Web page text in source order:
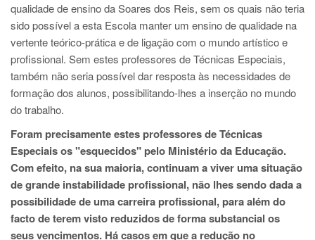
qualidade de ensino da Soares dos Reis, sem os quais não teria
sido possível a esta Escola manter um ensino de qualidade na
vertente teórico-prática e de ligação com o mundo artístico e
profissional. Sem estes professores de Técnicas Especiais,
também não seria possível dar resposta às necessidades de
formação dos alunos, possibilitando-lhes a inserção no mundo
do trabalho.
Foram precisamente estes professores de Técnicas
Especiais os "esquecidos" pelo Ministério da Educação.
Com efeito, na sua maioria, continuam a viver uma situação
de grande instabilidade profissional, não lhes sendo dada a
possibilidade de uma carreira profissional, para além do
facto de terem visto reduzidos de forma substancial os
seus vencimentos. Há casos em que a redução no